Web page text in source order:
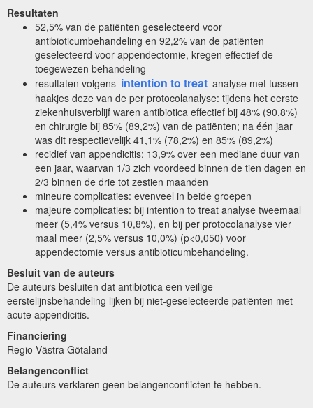
Resultaten
52,5% van de patiënten geselecteerd voor
antibioticumbehandeling en 92,2% van de patiënten
geselecteerd voor appendectomie, kregen effectief de
toegewezen behandeling
resultaten volgens intention to treat analyse met tussen
haakjes deze van de per protocolanalyse: tijdens het eerste
ziekenhuisverblijf waren antibiotica effectief bij 48% (90,8%)
en chirurgie bij 85% (89,2%) van de patiënten; na één jaar
was dit respectievelijk 41,1% (78,2%) en 85% (89,2%)
recidief van appendicitis: 13,9% over een mediane duur van
een jaar, waarvan 1/3 zich voordeed binnen de tien dagen en
2/3 binnen de drie tot zestien maanden
mineure complicaties: evenveel in beide groepen
majeure complicaties: bij intention to treat analyse tweemaal
meer (5,4% versus 10,8%), en bij per protocolanalyse vier
maal meer (2,5% versus 10,0%) (p<0,050) voor
appendectomie versus antibioticumbehandeling.
Besluit van de auteurs
De auteurs besluiten dat antibiotica een veilige
eerstelijnsbehandeling lijken bij niet-geselecteerde patiënten met
acute appendicitis.
Financiering
Regio Västra Götaland
Belangenconflict
De auteurs verklaren geen belangenconflicten te hebben.